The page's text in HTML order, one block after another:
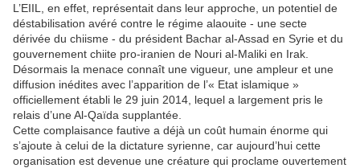
L’EIIL, en effet, représentait dans leur approche, un potentiel de
déstabilisation avéré contre le régime alaouite - une secte
dérivée du chiisme - du président Bachar al-Assad en Syrie et du
gouvernement chiite pro-iranien de Nouri al-Maliki en Irak.
Désormais la menace connaît une vigueur, une ampleur et une
diffusion inédites avec l’apparition de l’« Etat islamique »
officiellement établi le 29 juin 2014, lequel a largement pris le
relais d’une Al-Qaïda supplantée.
Cette complaisance fautive a déjà un coût humain énorme qui
s’ajoute à celui de la dictature syrienne, car aujourd’hui cette
organisation est devenue une créature qui proclame ouvertement